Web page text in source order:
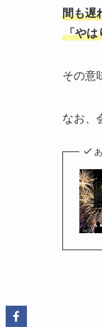
間も遅
「やは
その意
なお、